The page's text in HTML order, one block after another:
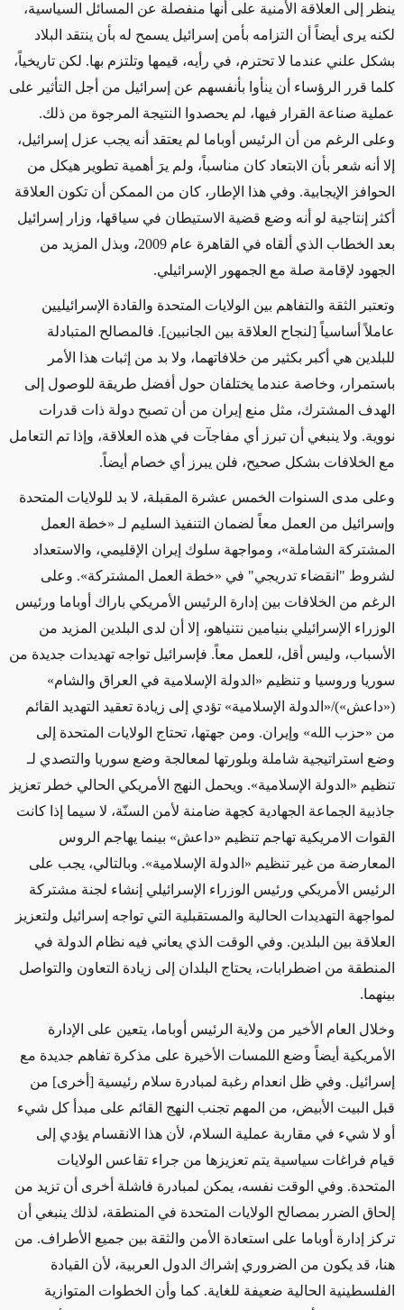
ينظر إلى العلاقة الأمنية على أنها منفصلة عن المسائل السياسية،
لكنه يرى أيضاً أن التزامه بأمن إسرائيل يسمح له بأن ينتقد البلاد
بشكل علني عندما لا تحترم، في رأيه، قيمها وتلتزم بها. لكن تاريخياً،
كلما قرر الرؤساء أن ينأوا بأنفسهم عن إسرائيل من أجل التأثير على
عملية صناعة القرار فيها، لم يحصدوا النتيجة المرجوة من ذلك.
وعلى الرغم من أن الرئيس أوباما لم يعتقد أنه يجب عزل إسرائيل،
إلا أنه شعر بأن الابتعاد كان مناسباً، ولم يرَ أهمية تطوير هيكل من
الحوافز الإيجابية. وفي هذا الإطار، كان من الممكن أن تكون العلاقة
أكثر إنتاجية لو أنه وضع قضية الاستيطان في سياقها، وزار إسرائيل
بعد الخطاب الذي ألقاه في القاهرة عام 2009، وبذل المزيد من
الجهود لإقامة صلة مع الجمهور الإسرائيلي.
وتعتبر الثقة والتفاهم بين الولايات المتحدة والقادة الإسرائيليين
عاملاً أساسياً [لنجاح العلاقة بين الجانبين]. فالمصالح المتبادلة
للبلدين هي أكبر بكثير من خلافاتهما، ولا بد من إثبات هذا الأمر
باستمرار، وخاصة عندما يختلفان حول أفضل طريقة للوصول إلى
الهدف المشترك، مثل منع إيران من أن تصبح دولة ذات قدرات
نووية. ولا ينبغي أن تبرز أي مفاجآت في هذه العلاقة، وإذا تم التعامل
مع الخلافات بشكل صحيح، فلن يبرز أي خصام أيضاً.
وعلى مدى السنوات الخمس عشرة المقبلة، لا بد للولايات المتحدة
وإسرائيل من العمل معاً لضمان التنفيذ السليم لـ «خطة العمل
المشتركة الشاملة»، ومواجهة سلوك إيران الإقليمي، والاستعداد
لشروط "انقضاء تدريجي" في «خطة العمل المشتركة». وعلى
الرغم من الخلافات بين إدارة الرئيس الأمريكي باراك أوباما ورئيس
الوزراء الإسرائيلي بنيامين نتنياهو، إلا أن لدى البلدين المزيد من
الأسباب، وليس أقل، للعمل معاً. فإسرائيل تواجه تهديدات جديدة من
سوريا وروسيا و تنظيم «الدولة الإسلامية في العراق والشام»
(«داعش»)/«الدولة الإسلامية» تؤدي إلى زيادة تعقيد التهديد القائم
من «حزب الله» وإيران. ومن جهتها، تحتاج الولايات المتحدة إلى
وضع استراتيجية شاملة وبلورتها لمعالجة وضع سوريا والتصدي لـ
تنظيم «الدولة الإسلامية». ويحمل النهج الأمريكي الحالي خطر تعزيز
جاذبية الجماعة الجهادية كجهة ضامنة لأمن السنّة، لا سيما إذا كانت
القوات الامريكية تهاجم تنظيم «داعش» بينما يهاجم الروس
المعارضة من غير تنظيم «الدولة الإسلامية». وبالتالي، يجب على
الرئيس الأمريكي ورئيس الوزراء الإسرائيلي إنشاء لجنة مشتركة
لمواجهة التهديدات الحالية والمستقبلية التي تواجه إسرائيل ولتعزيز
العلاقة بين البلدين. وفي الوقت الذي يعاني فيه نظام الدولة في
المنطقة من اضطرابات، يحتاج البلدان إلى زيادة التعاون والتواصل
بينهما.
وخلال العام الأخير من ولاية الرئيس أوباما، يتعين على الإدارة
الأمريكية أيضاً وضع اللمسات الأخيرة على مذكرة تفاهم جديدة مع
إسرائيل. وفي ظل انعدام رغبة لمبادرة سلام رئيسية [أخرى] من
قبل البيت الأبيض، من المهم تجنب النهج القائم على مبدأ كل شيء
أو لا شيء في مقاربة عملية السلام، لأن هذا الانقسام يؤدي إلى
قيام فراغات سياسية يتم تعزيزها من جراء تقاعس الولايات
المتحدة. وفي الوقت نفسه، يمكن لمبادرة فاشلة أخرى أن تزيد من
إلحاق الضرر بمصالح الولايات المتحدة في المنطقة، لذلك ينبغي أن
تركز إدارة أوباما على استعادة الأمن والثقة بين جميع الأطراف. من
هنا، قد يكون من الضروري إشراك الدول العربية، لأن القيادة
الفلسطينية الحالية ضعيفة للغاية. كما وأن الخطوات المتوازية